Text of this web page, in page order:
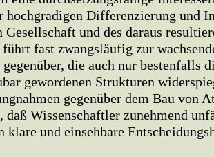
hochgradigen Differenzierung und
Gesellschaft und des daraus
fast zwangsläufig zur
die auch nur bestenfalls
gewordenen Strukturen
gegenüber dem Bau von
daß Wissenschaftler zunehmend
klare und einsehbare